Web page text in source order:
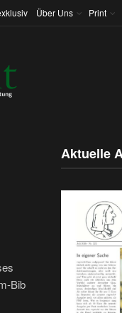
Über Uns Print
Bib
Aktuelle